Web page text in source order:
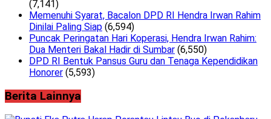
(7,141)
Memenuhi Syarat, Bacalon DPD RI Hendra Irwan Rahim
Dinilai Paling Siap (6,594)
Puncak Peringatan Hari Koperasi, Hendra Irwan Rahim:
Dua Menteri Bakal Hadir di Sumbar (6,550)
DPD RI Bentuk Pansus Guru dan Tenaga Kependidikan
Honorer (5,593)
Berita Lainnya